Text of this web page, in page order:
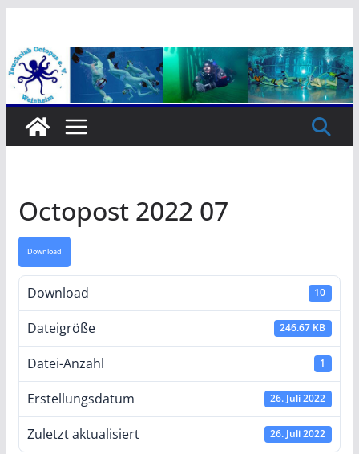
springen
Octopost 2022 07
Download
Download 10
Dateigröße 246.67 KB
Datei-Anzahl 1
Erstellungsdatum 26. Juli 2022
Zuletzt aktualisiert 26. Juli 2022